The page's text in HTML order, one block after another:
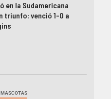
en la Sudamericana
triunfo: venció 1-0 a